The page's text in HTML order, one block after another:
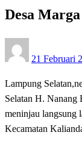
Desa
on
21 Februari
Lampung
Selatan H. Nanang
meninjau langsung
Kecamatan